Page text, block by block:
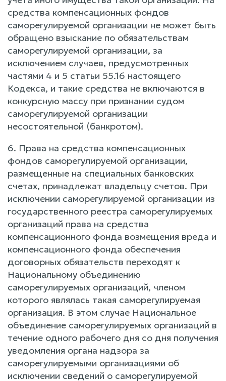
средства компенсационных фондов
саморегулируемой организации не может быть
обращено взыскание по обязательствам
саморегулируемой организации, за
исключением случаев, предусмотренных
частями 4 и 5 статьи 55.16 настоящего
Кодекса, и такие средства не включаются в
конкурсную массу при признании судом
саморегулируемой организации
несостоятельной (банкротом).
6. Права на средства компенсационных
фондов саморегулируемой организации,
размещенные на специальных банковских
счетах, принадлежат владельцу счетов. При
исключении саморегулируемой организации из
государственного реестра саморегулируемых
организаций права на средства
компенсационного фонда возмещения вреда и
компенсационного фонда обеспечения
договорных обязательств переходят к
Национальному объединению
саморегулируемых организаций, членом
которого являлась такая саморегулируемая
организация. В этом случае Национальное
объединение саморегулируемых организаций в
течение одного рабочего дня со дня получения
уведомления органа надзора за
саморегулируемыми организациями об
исключении сведений о саморегулируемой